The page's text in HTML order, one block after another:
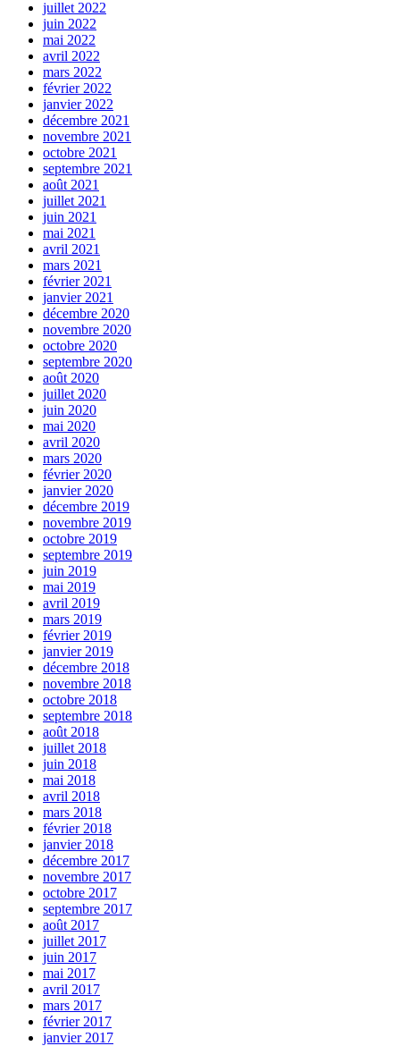
juillet 2022
juin 2022
mai 2022
avril 2022
mars 2022
février 2022
janvier 2022
décembre 2021
novembre 2021
octobre 2021
septembre 2021
août 2021
juillet 2021
juin 2021
mai 2021
avril 2021
mars 2021
février 2021
janvier 2021
décembre 2020
novembre 2020
octobre 2020
septembre 2020
août 2020
juillet 2020
juin 2020
mai 2020
avril 2020
mars 2020
février 2020
janvier 2020
décembre 2019
novembre 2019
octobre 2019
septembre 2019
juin 2019
mai 2019
avril 2019
mars 2019
février 2019
janvier 2019
décembre 2018
novembre 2018
octobre 2018
septembre 2018
août 2018
juillet 2018
juin 2018
mai 2018
avril 2018
mars 2018
février 2018
janvier 2018
décembre 2017
novembre 2017
octobre 2017
septembre 2017
août 2017
juillet 2017
juin 2017
mai 2017
avril 2017
mars 2017
février 2017
janvier 2017